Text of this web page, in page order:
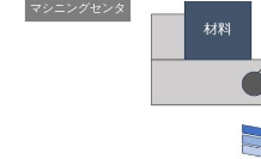
マシニングセンタ